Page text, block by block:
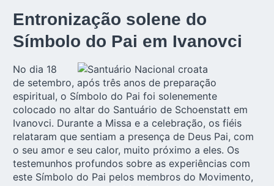
Entronização solene do
Símbolo do Pai em Ivanovci
No dia 18
de setembro, após três anos de preparação
espiritual, o Símbolo do Pai foi solenemente
colocado no altar do Santuário de Schoenstatt em
Ivanovci. Durante a Missa e a celebração, os fiéis
relataram que sentiam a presença de Deus Pai, com
o seu amor e seu calor, muito próximo a eles. Os
testemunhos profundos sobre as experiências com
este Símbolo do Pai pelos membros do Movimento,